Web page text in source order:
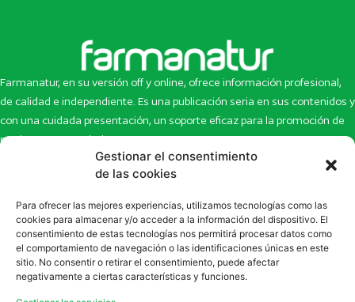
Gestionar el consentimiento
de las cookies
Para ofrecer las mejores experiencias, utilizamos tecnologías como las
cookies para almacenar y/o acceder a la información del dispositivo. El
consentimiento de estas tecnologías nos permitirá procesar datos como
el comportamiento de navegación o las identificaciones únicas en este
sitio. No consentir o retirar el consentimiento, puede afectar
negativamente a ciertas características y funciones.
Farmanatur, en su versión off y online, ofrece información profesional,
de calidad e independiente. Es una publicación seria en sus contenidos y
con una cuidada presentación, un soporte eficaz para la promoción de
productos y novedades.
Inicio
Newsletter
Eco Multimedia
Contacto
Artículos
Escaparate
Enlaces de interés
SUSCRÍBETE A NUESTRO NEWSLETTER